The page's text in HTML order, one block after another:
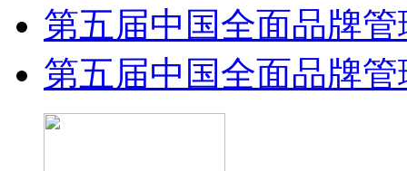
第五届中国全面品牌管
第五届中国全面品牌管